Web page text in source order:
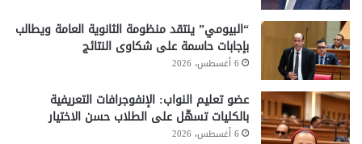
“البيومي” ينتقد منظومة الثانوية العامة ويطالب
بإجابات حاسمة على شكاوى النتائج
6 أغسطس، 2026
عضو تعليم النواب: الإنفوجرافات التعريفية
بالكليات تسهّل على الطلاب حسن الاختيار
6 أغسطس، 2026